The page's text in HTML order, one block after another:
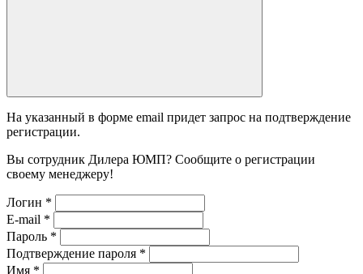
На указанный в форме email придет запрос на подтверждение
регистрации.
Вы сотрудник Дилера ЮМП? Сообщите о регистрации
своему менеджеру!
Логин *
E-mail *
Пароль *
Подтверждение пароля *
Имя *